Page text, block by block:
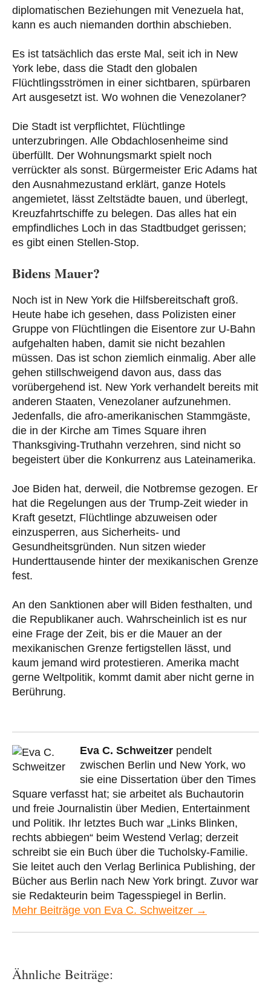
diplomatischen Beziehungen mit Venezuela hat,
kann es auch niemanden dorthin abschieben.
Es ist tatsächlich das erste Mal, seit ich in New
York lebe, dass die Stadt den globalen
Flüchtlingsströmen in einer sichtbaren, spürbaren
Art ausgesetzt ist. Wo wohnen die Venezolaner?
Die Stadt ist verpflichtet, Flüchtlinge
unterzubringen. Alle Obdachlosenheime sind
überfüllt. Der Wohnungsmarkt spielt noch
verrückter als sonst. Bürgermeister Eric Adams hat
den Ausnahmezustand erklärt, ganze Hotels
angemietet, lässt Zeltstädte bauen, und überlegt,
Kreuzfahrtschiffe zu belegen. Das alles hat ein
empfindliches Loch in das Stadtbudget gerissen;
es gibt einen Stellen-Stop.
Bidens Mauer?
Noch ist in New York die Hilfsbereitschaft groß.
Heute habe ich gesehen, dass Polizisten einer
Gruppe von Flüchtlingen die Eisentore zur U-Bahn
aufgehalten haben, damit sie nicht bezahlen
müssen. Das ist schon ziemlich einmalig. Aber alle
gehen stillschweigend davon aus, dass das
vorübergehend ist. New York verhandelt bereits mit
anderen Staaten, Venezolaner aufzunehmen.
Jedenfalls, die afro-amerikanischen Stammgäste,
die in der Kirche am Times Square ihren
Thanksgiving-Truthahn verzehren, sind nicht so
begeistert über die Konkurrenz aus Lateinamerika.
Joe Biden hat, derweil, die Notbremse gezogen. Er
hat die Regelungen aus der Trump-Zeit wieder in
Kraft gesetzt, Flüchtlinge abzuweisen oder
einzusperren, aus Sicherheits- und
Gesundheitsgründen. Nun sitzen wieder
Hunderttausende hinter der mexikanischen Grenze
fest.
An den Sanktionen aber will Biden festhalten, und
die Republikaner auch. Wahrscheinlich ist es nur
eine Frage der Zeit, bis er die Mauer an der
mexikanischen Grenze fertigstellen lässt, und
kaum jemand wird protestieren. Amerika macht
gerne Weltpolitik, kommt damit aber nicht gerne in
Berührung.
Eva C. Schweitzer pendelt
zwischen Berlin und New York, wo
sie eine Dissertation über den Times
Square verfasst hat; sie arbeitet als Buchautorin
und freie Journalistin über Medien, Entertainment
und Politik. Ihr letztes Buch war „Links Blinken,
rechts abbiegen“ beim Westend Verlag; derzeit
schreibt sie ein Buch über die Tucholsky-Familie.
Sie leitet auch den Verlag Berlinica Publishing, der
Bücher aus Berlin nach New York bringt. Zuvor war
sie Redakteurin beim Tagesspiegel in Berlin.
Mehr Beiträge von Eva C. Schweitzer →
Ähnliche Beiträge: